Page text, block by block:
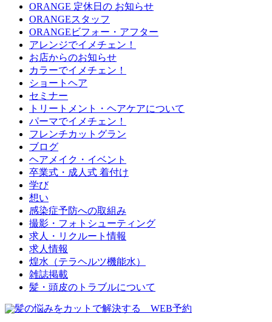
ORANGE 定休日の お知らせ
ORANGEスタッフ
ORANGEビフォー・アフター
アレンジでイメチェン！
お店からのお知らせ
カラーでイメチェン！
ショートヘア
セミナー
トリートメント・ヘアケアについて
パーマでイメチェン！
フレンチカットグラン
ブログ
ヘアメイク・イベント
卒業式・成人式 着付け
学び
想い
感染症予防への取組み
撮影・フォトシューティング
求人・リクルート情報
求人情報
煌水（テラヘルツ機能水）
雑誌掲載
髪・頭皮のトラブルについて